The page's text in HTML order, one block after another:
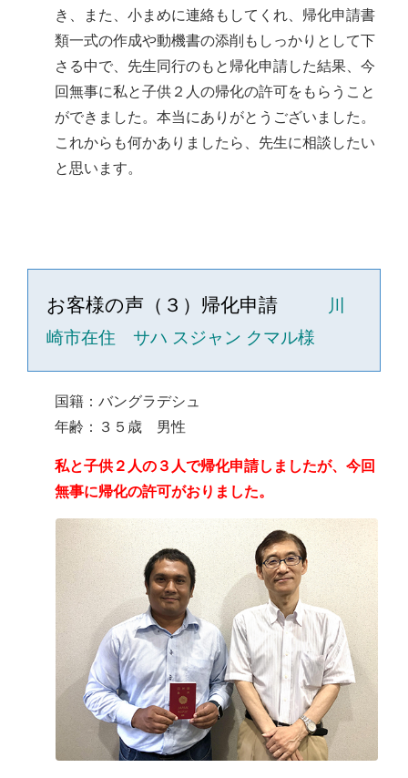
き、また、小まめに連絡もしてくれ、帰化申請書
類一式の作成や動機書の添削もしっかりとして下
さる中で、先生同行のもと帰化申請した結果、今
回無事に私と子供２人の帰化の許可をもらうこと
ができました。本当にありがとうございました。
これからも何かありましたら、先生に相談したい
と思います。
お客様の声（３）帰化申請
川
崎市在住 サハ スジャン クマル様
国籍：バングラデシュ
年齢：３５歳 男性
私と子供２人の３人で帰化申請しましたが、今回
無事に帰化の許可がおりました。